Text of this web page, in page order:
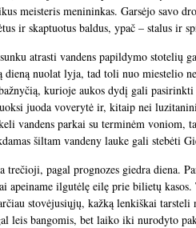
meisteris menininkas. Garsėjo savo
ir skaptuotus baldus, ypač – stalus ir
atrasti vandens papildymo stotelių
nuolat lyja, tad toli nuo miestelio
bažnyčią, kurioje aukos dydį gali
juoda voverytė ir, kitaip nei
vandens parkai su terminėm voniom,
šiltam vandeny lauke gali stebėti
pagal prognozes giedra diena.
apeiname ilgutėlę eilę prie bilietų
stovėjusiųjų, kažką lenkiškai tarsteli
leis bangomis, bet laiko iki nurodyto